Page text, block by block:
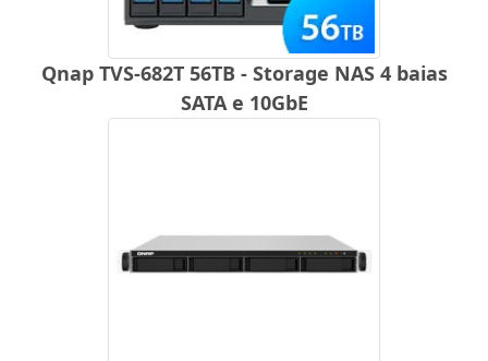
Qnap TVS-682T 56TB - Storage NAS 4 baias
SATA e 10GbE